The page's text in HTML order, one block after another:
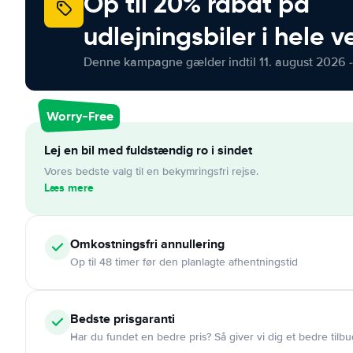
udlejningsbiler i hele
Denne kampagne gælder indtil 11. august 2026
Worry-Free
Lej en bil med fuldstændig ro i sindet
Vores bedste valg til en bekymringsfri rejse.
Læs mere
Omkostningsfri annullering
Op til 48 timer før den planlagte afhentningstid
Bedste prisgaranti
Har du fundet en bedre pris? Så giver vi dig et bedre